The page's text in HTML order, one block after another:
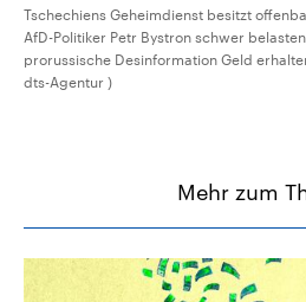
Tschechiens Geheimdienst besitzt
AfD-Politiker Petr Bystron schwer
prorussische Desinformation Geld
dts-Agentur )
Mehr zum